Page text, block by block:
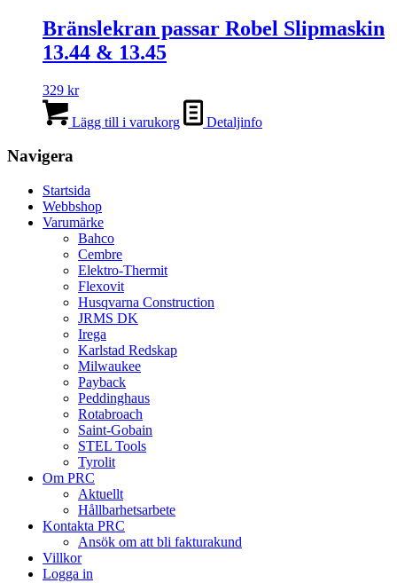
Bränslekran passar Robel Slipmaskin
13.44 & 13.45
329 kr
Lägg till i varukorg Detaljinfo
Navigera
Startsida
Webbshop
Varumärke
Bahco
Cembre
Elektro-Thermit
Flexovit
Husqvarna Construction
JRMS DK
Irega
Karlstad Redskap
Milwaukee
Payback
Peddinghaus
Rotabroach
Saint-Gobain
STEL Tools
Tyrolit
Om PRC
Aktuellt
Hållbarhetsarbete
Kontakta PRC
Ansök om att bli fakturakund
Villkor
Logga in